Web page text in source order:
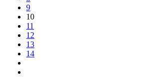
9
10
11
12
13
14